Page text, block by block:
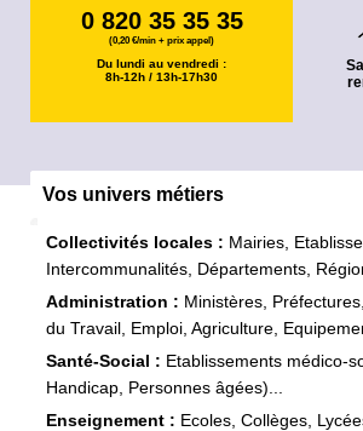
0 820 35 35 35
(0,20 €/min + prix appel)
Du lundi au vendredi :
8h-12h / 13h-17h30
Vos univers métiers
Collectivités locales : Mairies,
Intercommunalités, Départements,
Administration : Ministères,
du Travail, Emploi, Agriculture,
Santé-Social : Etablissements médico-
Handicap, Personnes âgées)...
Enseignement : Ecoles, Collèges,